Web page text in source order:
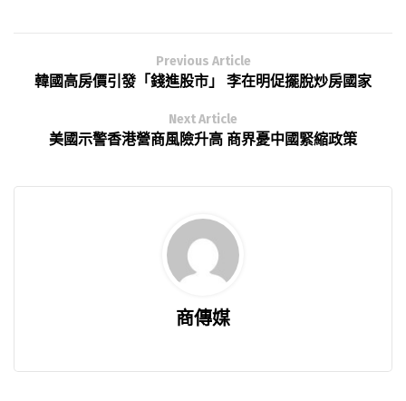
Previous Article
韓國高房價引發「錢進股市」 李在明促擺脫炒房國家
Next Article
美國示警香港營商風險升高 商界憂中國緊縮政策
商傳媒